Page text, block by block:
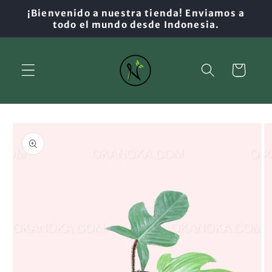
directamente
al contenido
¡Bienvenido a nuestra tienda! Enviamos a
todo el mundo desde Indonesia.
Carrito
a la
información